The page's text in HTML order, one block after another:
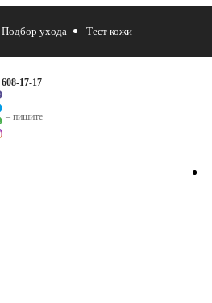
Подбор ухода Тест кожи
608-17-17
– пишите